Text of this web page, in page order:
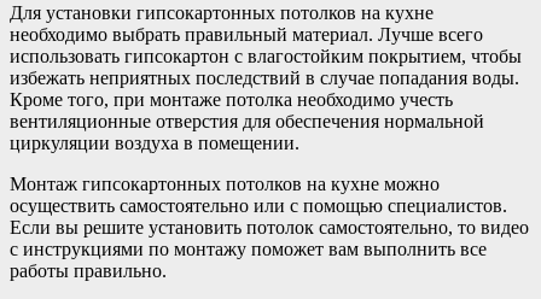
Для установки гипсокартонных потолков на кухне
необходимо выбрать правильный материал. Лучше всего
использовать гипсокартон с влагостойким покрытием, чтобы
избежать неприятных последствий в случае попадания воды.
Кроме того, при монтаже потолка необходимо учесть
вентиляционные отверстия для обеспечения нормальной
циркуляции воздуха в помещении.
Монтаж гипсокартонных потолков на кухне можно
осуществить самостоятельно или с помощью специалистов.
Если вы решите установить потолок самостоятельно, то видео
с инструкциями по монтажу поможет вам выполнить все
работы правильно.